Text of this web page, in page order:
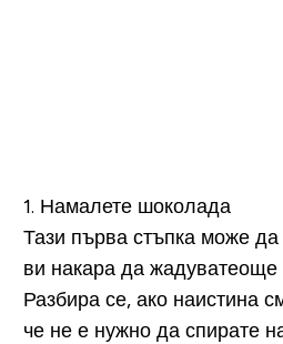
1. Намалете шоколада
Тази първа стъпка може
ви накара да жадуватеоще
Разбира се, ако наистина
че не е нужно да спирате